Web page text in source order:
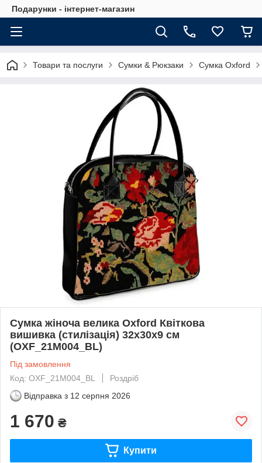
Подарунки - інтернет-магазин
Товари та послуги Сумки & Рюкзаки Сумка Oxford
Сумка жіноча велика Oxford Квіткова
вишивка (стилізація) 32x30x9 см
(OXF_21M004_BL)
Під замовлення
Код: OXF_21M004_BL
Роздріб
Відправка з 12 серпня 2026
1 670 ₴
Купити